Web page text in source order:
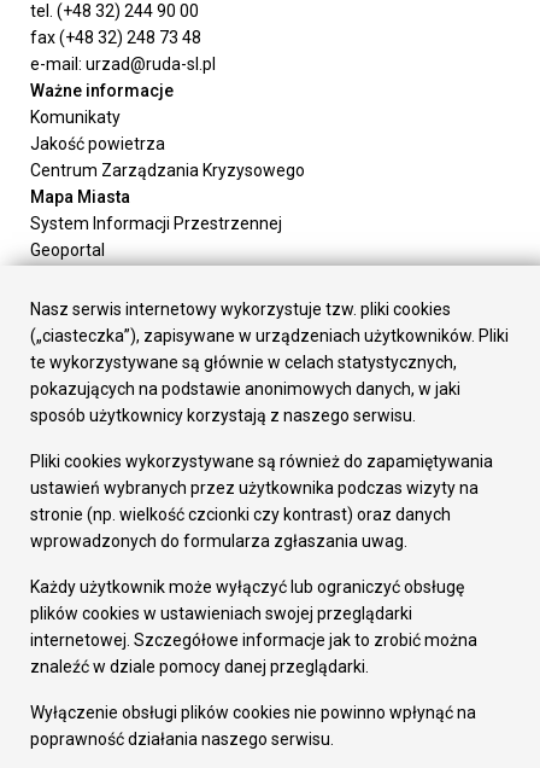
tel. (+48 32) 244 90 00
fax (+48 32) 248 73 48
e-mail: urzad@ruda-sl.pl
Ważne informacje
Komunikaty
Jakość powietrza
Centrum Zarządzania Kryzysowego
Mapa Miasta
System Informacji Przestrzennej
Geoportal
Załatw sprawę
Prezydent Miasta
Rada Miasta
Wydziały
Elektroniczna Skrzynka Podawcza
Gospodarka
Fundusze europejskie
Środki krajowe
Oferty inwestycyjne
Pozostałe
Deklaracja dostępności
Dane osobowe
Dodaj opinię o witrynie
Nasz serwis internetowy wykorzystuje tzw. pliki cookies
(„ciasteczka”), zapisywane w urządzeniach użytkowników. Pliki
te wykorzystywane są głównie w celach statystycznych,
pokazujących na podstawie anonimowych danych, w jaki
sposób użytkownicy korzystają z naszego serwisu.
Pliki cookies wykorzystywane są również do zapamiętywania
ustawień wybranych przez użytkownika podczas wizyty na
stronie (np. wielkość czcionki czy kontrast) oraz danych
wprowadzonych do formularza zgłaszania uwag.
Każdy użytkownik może wyłączyć lub ograniczyć obsługę
plików cookies w ustawieniach swojej przeglądarki
internetowej. Szczegółowe informacje jak to zrobić można
znaleźć w dziale pomocy danej przeglądarki.
Wyłączenie obsługi plików cookies nie powinno wpłynąć na
poprawność działania naszego serwisu.